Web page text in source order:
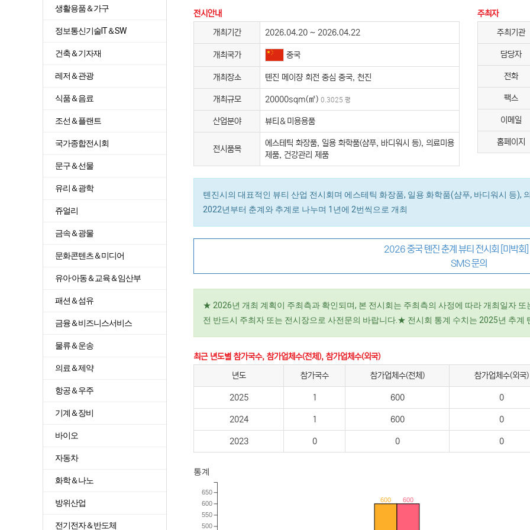
전시안내
개최기간
2026.04.20 ~ 2026.04.22
개최국가 중국
개최장소 톈진 메이쟝 회전 중심 중국, 천진
개최규모 20000sqm(㎡) 0.3025 평
산업분야 뷰티＆미용용품
전시품목
에스테틱 화장품, 일용 화학품(샴푸, 바디워시 등), 의료미용
제품, 건강관리 제품
주최자
주최기관
담당자
전화
팩스
이메일
홈페이지
톈진시의 대표적인 뷰티 산업 전시회며 에스테틱 화장품, 일용 화학품(샴푸, 바디워시 등),
2022년부터 춘계와 추계로 나누며 1년에 2번씩으로 개최
2026 중국 톈진 춘계 뷰티 전시회 [미박회]
SMS 문의
★ 2026년 개최 계획이 주최측과 확인되며, 본 전시회는 주최측의 사정에 따라 개최일자
전 반드시 주최자 또는 전시장으로 사전문의 바랍니다.★ 전시회 통계 수치는 2025년 추계
최근 년도별 참가국수, 참가업체수(전체), 참가업체수(외국)
년도
참가국수 참가업체수(전체) 참가업체수(외국)
2025 1 600 0
2024 1 600 0
2023 0 0 0
통계
600 600
500
550
600
650
생활용품＆가구
정보통신기술IT＆SW
건축＆기자재
레저＆관광
식품＆음료
조선＆플랜트
국가종합전시회
문구＆선물
유리＆광학
쥬얼리
금속＆광물
문화콘텐츠＆미디어
유아·아동＆교육＆임산부
패션＆섬유
금융＆비즈니스서비스
물류＆운송
의료＆제약
항공＆우주
기계＆장비
바이오
자동차
화학＆나노
방위산업
전기전자＆반도체